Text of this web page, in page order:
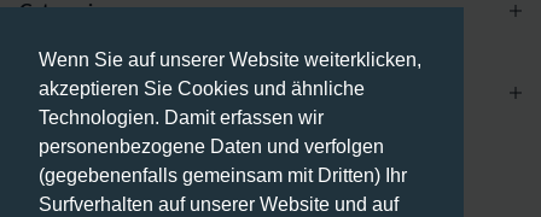
Wenn Sie auf unserer Website weiterklicken,
akzeptieren Sie Cookies und ähnliche
Technologien. Damit erfassen wir
personenbezogene Daten und verfolgen
(gegebenenfalls gemeinsam mit Dritten) Ihr
Surfverhalten auf unserer Website und auf
Zahlungsmethoden
Categories
Account